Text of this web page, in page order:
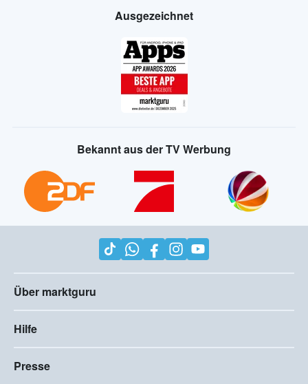
Ausgezeichnet
Bekannt aus der TV Werbung
Über marktguru
Hilfe
Presse